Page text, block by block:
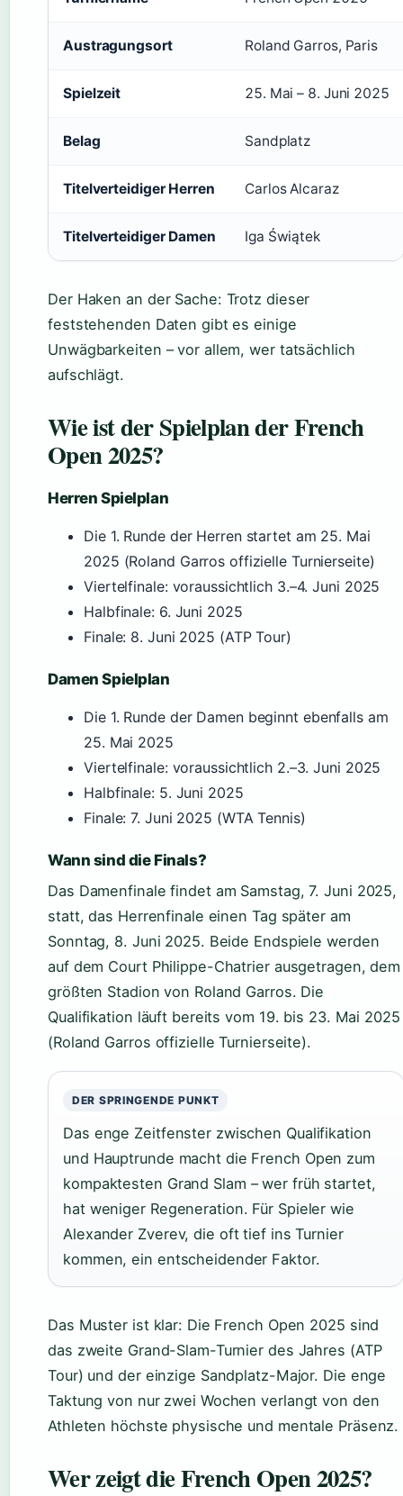
Austragungsort Roland Garros, Paris
Spielzeit 25. Mai – 8. Juni 2025
Belag Sandplatz
Titelverteidiger Herren Carlos Alcaraz
Titelverteidiger Damen Iga Świątek
Der Haken an der Sache: Trotz dieser
feststehenden Daten gibt es einige
Unwägbarkeiten – vor allem, wer tatsächlich
aufschlägt.
Wie ist der Spielplan der French
Open 2025?
Herren Spielplan
Die 1. Runde der Herren startet am 25. Mai
2025 (Roland Garros offizielle Turnierseite)
Viertelfinale: voraussichtlich 3.–4. Juni 2025
Halbfinale: 6. Juni 2025
Finale: 8. Juni 2025 (ATP Tour)
Damen Spielplan
Die 1. Runde der Damen beginnt ebenfalls am
25. Mai 2025
Viertelfinale: voraussichtlich 2.–3. Juni 2025
Halbfinale: 5. Juni 2025
Finale: 7. Juni 2025 (WTA Tennis)
Wann sind die Finals?
Das Damenfinale findet am Samstag, 7. Juni 2025,
statt, das Herrenfinale einen Tag später am
Sonntag, 8. Juni 2025. Beide Endspiele werden
auf dem Court Philippe-Chatrier ausgetragen, dem
größten Stadion von Roland Garros. Die
Qualifikation läuft bereits vom 19. bis 23. Mai 2025
(Roland Garros offizielle Turnierseite).
DER SPRINGENDE PUNKT
Das enge Zeitfenster zwischen Qualifikation
und Hauptrunde macht die French Open zum
kompaktesten Grand Slam – wer früh startet,
hat weniger Regeneration. Für Spieler wie
Alexander Zverev, die oft tief ins Turnier
kommen, ein entscheidender Faktor.
Das Muster ist klar: Die French Open 2025 sind
das zweite Grand-Slam-Turnier des Jahres (ATP
Tour) und der einzige Sandplatz-Major. Die enge
Taktung von nur zwei Wochen verlangt von den
Athleten höchste physische und mentale Präsenz.
Wer zeigt die French Open 2025?